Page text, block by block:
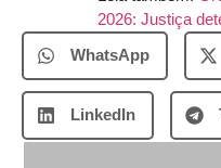
2026: Justiça
WhatsApp
LinkedIn